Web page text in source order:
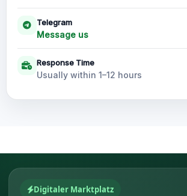
Telegram
Message us
Response Time
Usually within 1–12 hours
Digitaler Marktplatz